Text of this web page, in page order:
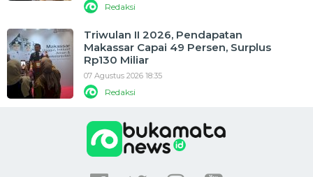
Redaksi
Triwulan II 2026, Pendapatan
Makassar Capai 49 Persen, Surplus
Rp130 Miliar
07 Agustus 2026 18:35
Redaksi